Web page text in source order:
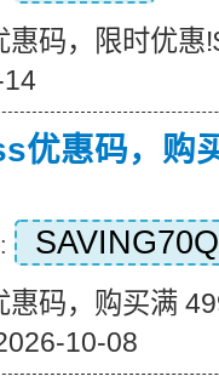
惠码，限时优惠
优惠码，购
SAVING70Q
惠码，购买满
10-08